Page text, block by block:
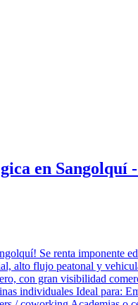
en Sangolquí
Se renta
alto flujo peatonal y
con gran visibilidad
individuales Ideal para: